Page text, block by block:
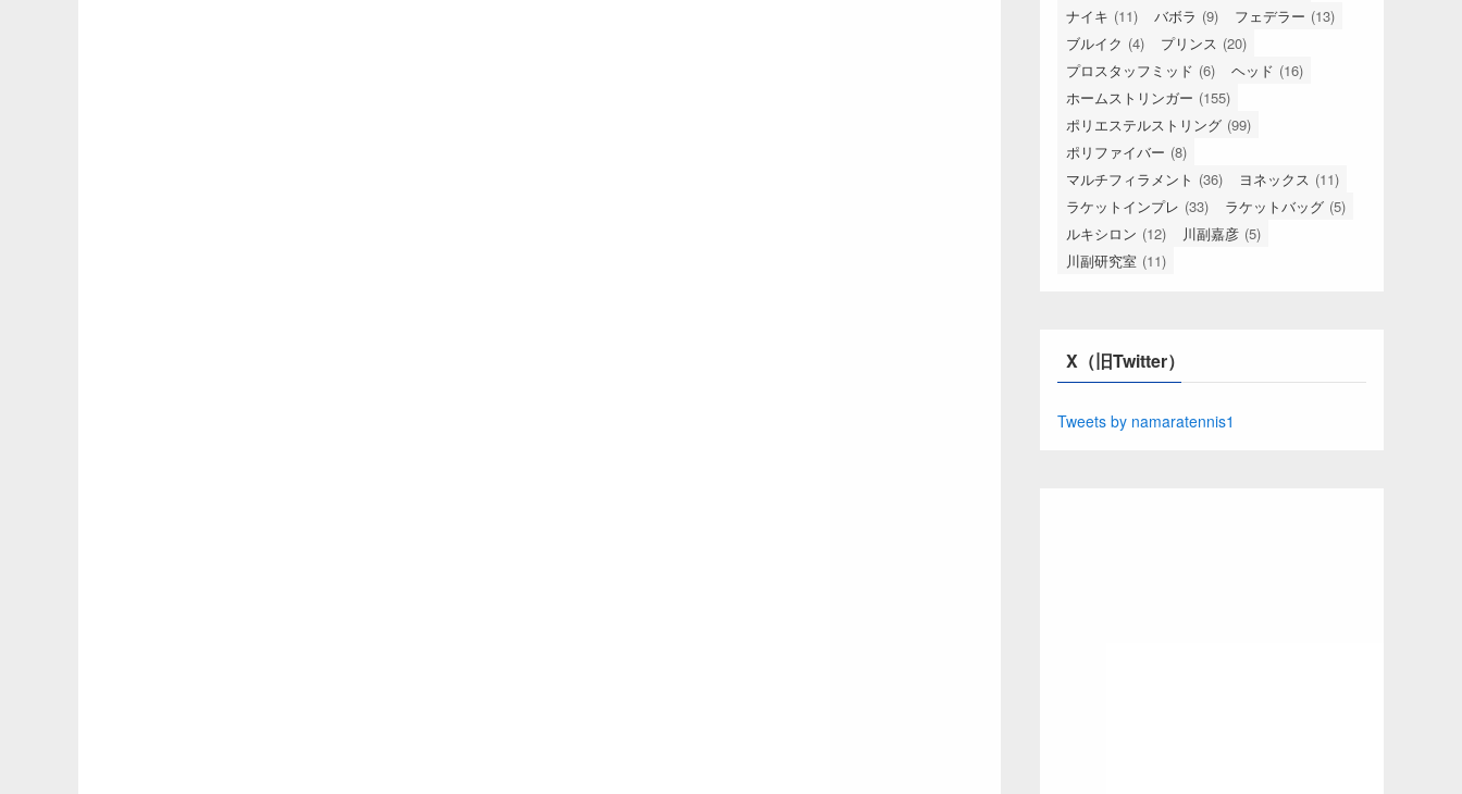
ナイキ (11) バボラ (9) フェデラー (13)
ブルイク (4) プリンス (20)
プロスタッフミッド (6) ヘッド (16)
ホームストリンガー (155)
ポリエステルストリング (99)
ポリファイバー (8)
マルチフィラメント (36) ヨネックス (11)
ラケットインプレ (33) ラケットバッグ (5)
ルキシロン (12) 川副嘉彦 (5)
川副研究室 (11)
X（旧Twitter）
Tweets by namaratennis1